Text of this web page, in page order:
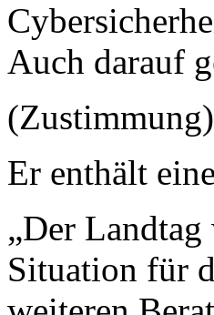
Auch darauf
(Zustimmung)
Er enthält
„Der
Situation für